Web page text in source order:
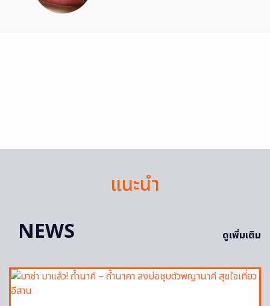
แนะนำ
NEWS
ดูเพิ่มเติม